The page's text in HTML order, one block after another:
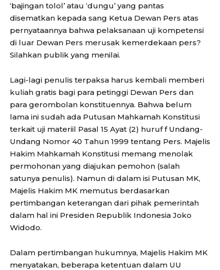
‘bajingan tolol’ atau ‘dungu’ yang pantas
disematkan kepada sang Ketua Dewan Pers atas
pernyataannya bahwa pelaksanaan uji kompetensi
di luar Dewan Pers merusak kemerdekaan pers?
Silahkan publik yang menilai.
Lagi-lagi penulis terpaksa harus kembali memberi
kuliah gratis bagi para petinggi Dewan Pers dan
para gerombolan konstituennya. Bahwa belum
lama ini sudah ada Putusan Mahkamah Konstitusi
terkait uji materiil Pasal 15 Ayat (2) huruf f Undang-
Undang Nomor 40 Tahun 1999 tentang Pers. Majelis
Hakim Mahkamah Konstitusi memang menolak
permohonan yang diajukan pemohon (salah
satunya penulis). Namun di dalam isi Putusan MK,
Majelis Hakim MK memutus berdasarkan
pertimbangan keterangan dari pihak pemerintah
dalam hal ini Presiden Republik Indonesia Joko
Widodo.
Dalam pertimbangan hukumnya, Majelis Hakim MK
menyatakan, beberapa ketentuan dalam UU